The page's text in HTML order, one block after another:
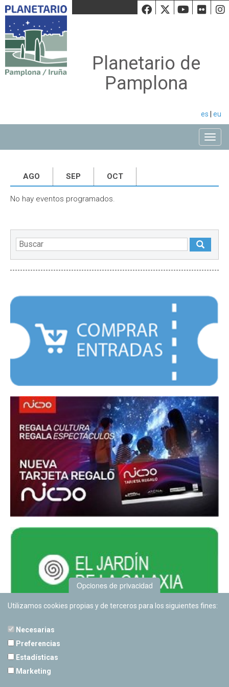
Facebook
Twiiter
Planetario de
Pamplona
es eu
AGO SEP OCT
No hay eventos programados.
Opciones de privacidad
Utilizamos cookies propias y de terceros para los siguientes fines:
Necesarias
Preferencias
Estadísticas
Marketing